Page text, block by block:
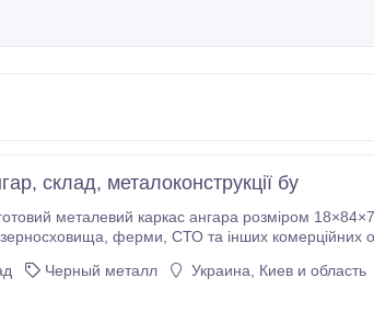
склад, металоконструкції бу
металевий каркас ангара розміром 18×84×7 м.
№10.Черный металл Украина, Киев и область